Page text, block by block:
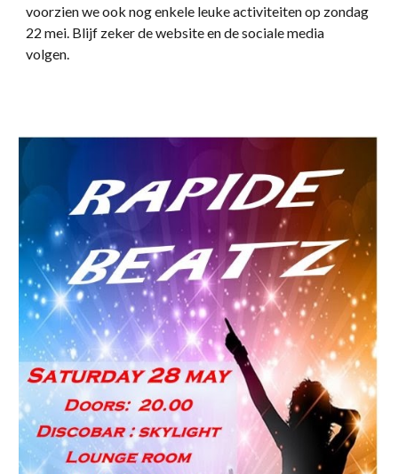
voorzien we ook nog enkele leuke activiteiten op zondag
22 mei. Blijf zeker de website en de sociale media
volgen.